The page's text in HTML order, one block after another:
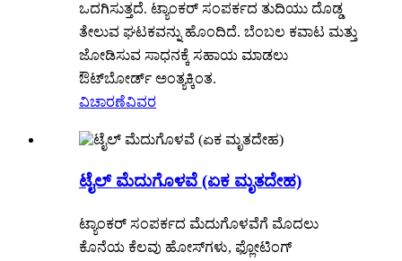
ಒದಗಿಸುತ್ತದೆ. ಟ್ಯಾಂಕರ್ ಸಂಪರ್ಕದ ತುದಿಯು ದೊಡ್ಡ
ತೇಲುವ ಘಟಕವನ್ನು ಹೊಂದಿದೆ. ಬೆಂಬಲ ಕವಾಟ ಮತ್ತು
ಜೋಡಿಸುವ ಸಾಧನಕ್ಕೆ ಸಹಾಯ ಮಾಡಲು
ಔಟ್‌ಬೋರ್ಡ್ ಅಂತ್ಯಕ್ಕಿಂತ.
ವಿಚಾರಣೆವಿವರ
ಟೈಲ್ ಮೆದುಗೊಳವೆ (ಏಕ ಮೃತದೇಹ)
ಟ್ಯಾಂಕರ್ ಸಂಪರ್ಕದ ಮೆದುಗೊಳವೆಗೆ ಮೊದಲು
ಕೊನೆಯ ಕೆಲವು ಹೋಸ್‌ಗಳು, ಫ್ಲೋಟಿಂಗ್